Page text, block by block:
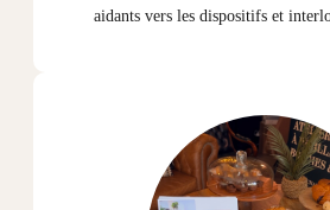
aidants vers les dispositifs et